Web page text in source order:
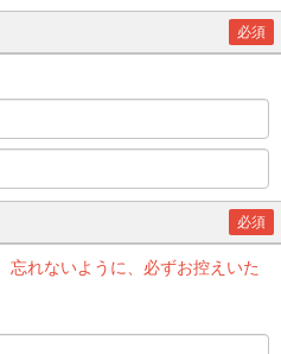
必須
必須
忘れないように、必ずお控えいた